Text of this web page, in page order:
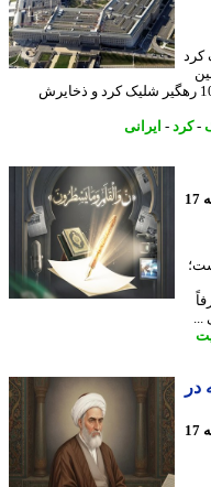
گفت: آمریکا برای هر موشک ایرانی تا 10 رهگیر شلیک کرد و ذخایرش
-ایرانی